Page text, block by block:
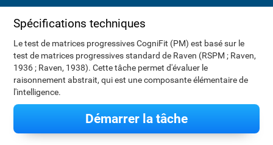
Spécifications techniques
Le test de matrices progressives CogniFit (PM) est basé sur le
test de matrices progressives standard de Raven (RSPM ; Raven,
1936 ; Raven, 1938). Cette tâche permet d'évaluer le
raisonnement abstrait, qui est une composante élémentaire de
l'intelligence.
Démarrer la tâche